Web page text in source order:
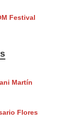
Festival
Martín
Flores